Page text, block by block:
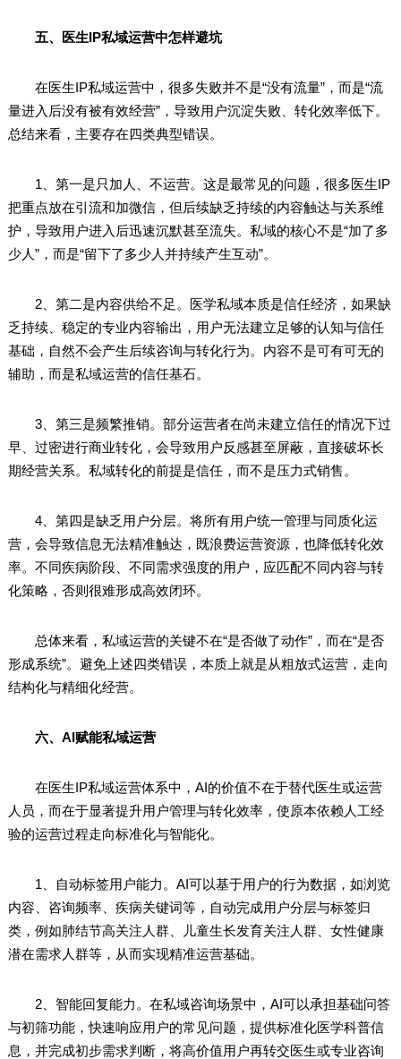
五、医生IP私域运营中怎样避坑
在医生IP私域运营中，很多失败并不是“没有流量”，而是“流
量进入后没有被有效经营”，导致用户沉淀失败、转化效率低下。
总结来看，主要存在四类典型错误。
1、第一是只加人、不运营。这是最常见的问题，很多医生IP
把重点放在引流和加微信，但后续缺乏持续的内容触达与关系维
护，导致用户进入后迅速沉默甚至流失。私域的核心不是“加了多
少人”，而是“留下了多少人并持续产生互动”。
2、第二是内容供给不足。医学私域本质是信任经济，如果缺
乏持续、稳定的专业内容输出，用户无法建立足够的认知与信任
基础，自然不会产生后续咨询与转化行为。内容不是可有可无的
辅助，而是私域运营的信任基石。
3、第三是频繁推销。部分运营者在尚未建立信任的情况下过
早、过密进行商业转化，会导致用户反感甚至屏蔽，直接破坏长
期经营关系。私域转化的前提是信任，而不是压力式销售。
4、第四是缺乏用户分层。将所有用户统一管理与同质化运
营，会导致信息无法精准触达，既浪费运营资源，也降低转化效
率。不同疾病阶段、不同需求强度的用户，应匹配不同内容与转
化策略，否则很难形成高效闭环。
总体来看，私域运营的关键不在“是否做了动作”，而在“是否
形成系统”。避免上述四类错误，本质上就是从粗放式运营，走向
结构化与精细化经营。
六、AI赋能私域运营
在医生IP私域运营体系中，AI的价值不在于替代医生或运营
人员，而在于显著提升用户管理与转化效率，使原本依赖人工经
验的运营过程走向标准化与智能化。
1、自动标签用户能力。AI可以基于用户的行为数据，如浏览
内容、咨询频率、疾病关键词等，自动完成用户分层与标签归
类，例如肺结节高关注人群、儿童生长发育关注人群、女性健康
潜在需求人群等，从而实现精准运营基础。
2、智能回复能力。在私域咨询场景中，AI可以承担基础问答
与初筛功能，快速响应用户的常见问题，提供标准化医学科普信
息，并完成初步需求判断，将高价值用户再转交医生或专业咨询